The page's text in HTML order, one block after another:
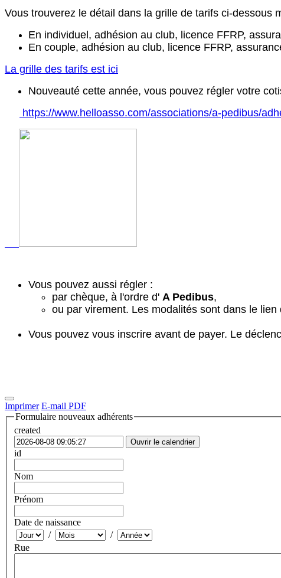
Vous trouverez le détail dans la grille de tarifs ci-dessous
En individuel, adhésion au club, licence FFRP,
En couple, adhésion au club, licence FFRP,
La grille des tarifs est ici
Nouveauté cette année, vous pouvez régler votre
https://www.helloasso.com/associations/a-pedibus/
Vous pouvez aussi régler :
par chèque, à l'ordre d' A Pedibus,
ou par virement. Les modalités sont dans le
Vous pouvez vous inscrire avant de payer. Le
Imprimer E-mail PDF
Formulaire nouveaux adhérents
created
Ouvrir le calendrier
id
Nom
Prénom
Date de naissance
/
/
Rue